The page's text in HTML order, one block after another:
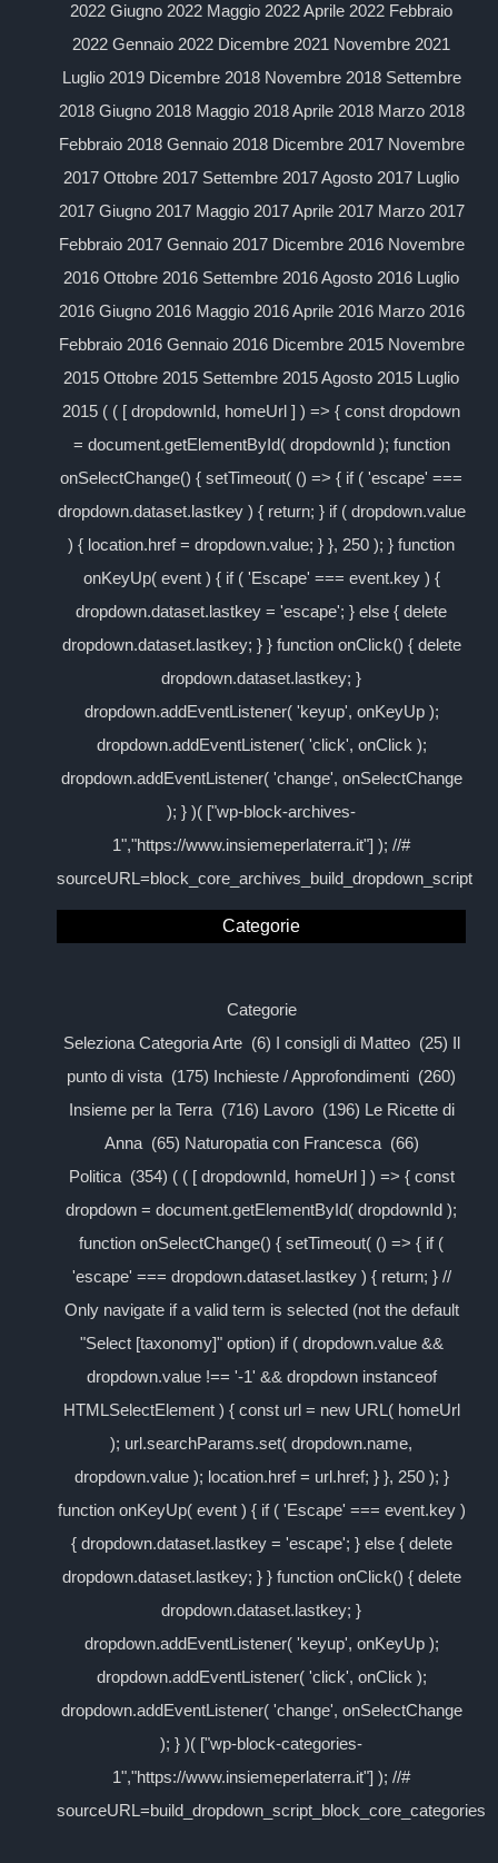
2022 Giugno 2022 Maggio 2022 Aprile 2022 Febbraio
2022 Gennaio 2022 Dicembre 2021 Novembre 2021
Luglio 2019 Dicembre 2018 Novembre 2018 Settembre
2018 Giugno 2018 Maggio 2018 Aprile 2018 Marzo 2018
Febbraio 2018 Gennaio 2018 Dicembre 2017 Novembre
2017 Ottobre 2017 Settembre 2017 Agosto 2017 Luglio
2017 Giugno 2017 Maggio 2017 Aprile 2017 Marzo 2017
Febbraio 2017 Gennaio 2017 Dicembre 2016 Novembre
2016 Ottobre 2016 Settembre 2016 Agosto 2016 Luglio
2016 Giugno 2016 Maggio 2016 Aprile 2016 Marzo 2016
Febbraio 2016 Gennaio 2016 Dicembre 2015 Novembre
2015 Ottobre 2015 Settembre 2015 Agosto 2015 Luglio
2015 ( ( [ dropdownId, homeUrl ] ) => { const dropdown
= document.getElementById( dropdownId ); function
onSelectChange() { setTimeout( () => { if ( 'escape' ===
dropdown.dataset.lastkey ) { return; } if ( dropdown.value
) { location.href = dropdown.value; } }, 250 ); } function
onKeyUp( event ) { if ( 'Escape' === event.key ) {
dropdown.dataset.lastkey = 'escape'; } else { delete
dropdown.dataset.lastkey; } } function onClick() { delete
dropdown.dataset.lastkey; }
dropdown.addEventListener( 'keyup', onKeyUp );
dropdown.addEventListener( 'click', onClick );
dropdown.addEventListener( 'change', onSelectChange
); } )( ["wp-block-archives-
1","https://www.insiemeperlaterra.it"] ); //#
sourceURL=block_core_archives_build_dropdown_script
Categorie
Categorie
Seleziona Categoria Arte (6) I consigli di Matteo (25) Il
punto di vista (175) Inchieste / Approfondimenti (260)
Insieme per la Terra (716) Lavoro (196) Le Ricette di
Anna (65) Naturopatia con Francesca (66)
Politica (354) ( ( [ dropdownId, homeUrl ] ) => { const
dropdown = document.getElementById( dropdownId );
function onSelectChange() { setTimeout( () => { if (
'escape' === dropdown.dataset.lastkey ) { return; } //
Only navigate if a valid term is selected (not the default
"Select [taxonomy]" option) if ( dropdown.value &&
dropdown.value !== '-1' && dropdown instanceof
HTMLSelectElement ) { const url = new URL( homeUrl
); url.searchParams.set( dropdown.name,
dropdown.value ); location.href = url.href; } }, 250 ); }
function onKeyUp( event ) { if ( 'Escape' === event.key )
{ dropdown.dataset.lastkey = 'escape'; } else { delete
dropdown.dataset.lastkey; } } function onClick() { delete
dropdown.dataset.lastkey; }
dropdown.addEventListener( 'keyup', onKeyUp );
dropdown.addEventListener( 'click', onClick );
dropdown.addEventListener( 'change', onSelectChange
); } )( ["wp-block-categories-
1","https://www.insiemeperlaterra.it"] ); //#
sourceURL=build_dropdown_script_block_core_categories